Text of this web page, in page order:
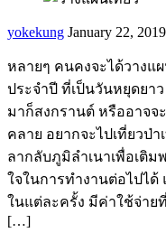
yokekung January 22, 2019
หลายๆ คนคงจะได้วางแ
ประจำปี ที่เป็นวันหยุดยา
มาก็สงกรานต์ หรืออาจจ
คลาย อยากจะไปเที่ยวป่า
ลากลับภูมิลำเนาเพื่อเติ
ใจในการทำงานต่อไปได้
ในแต่ละครั้ง มีค่าใช้จ่าย
[…]